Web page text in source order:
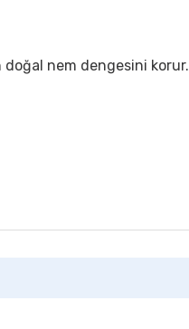
doğal nem dengesini korur.